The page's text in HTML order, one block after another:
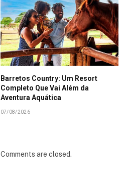
Barretos Country: Um Resort
Completo Que Vai Além da
Aventura Aquática
07/08/2026
Comments are closed.